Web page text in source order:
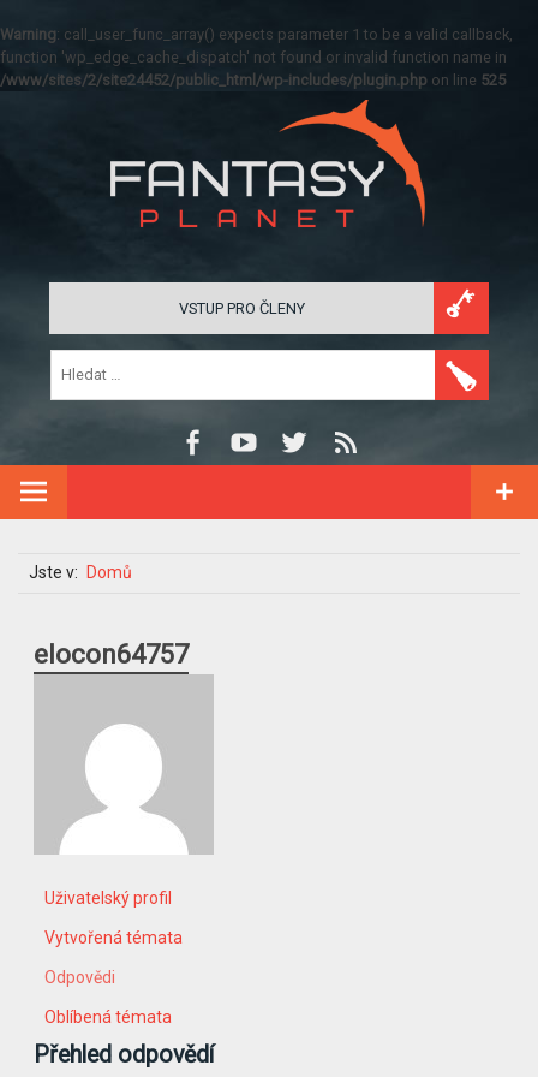
Warning: call_user_func_array() expects parameter 1 to be a valid callback,
function 'wp_edge_cache_dispatch' not found or invalid function name in
/www/sites/2/site24452/public_html/wp-includes/plugin.php on line 525
VSTUP PRO ČLENY
Jste v: Domů
elocon64757
Uživatelský profil
Vytvořená témata
Odpovědi
Oblíbená témata
Přehled odpovědí